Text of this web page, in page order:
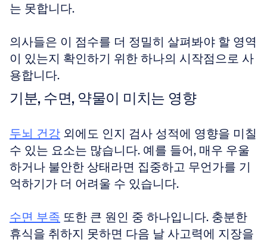
는 못합니다.
의사들은 이 점수를 더 정밀히 살펴봐야 할 영역
이 있는지 확인하기 위한 하나의 시작점으로 사
용합니다.
기분, 수면, 약물이 미치는 영향
두뇌 건강 외에도 인지 검사 성적에 영향을 미칠
수 있는 요소는 많습니다. 예를 들어, 매우 우울
하거나 불안한 상태라면 집중하고 무언가를 기
억하기가 더 어려울 수 있습니다.
수면 부족 또한 큰 원인 중 하나입니다. 충분한
휴식을 취하지 못하면 다음 날 사고력에 지장을